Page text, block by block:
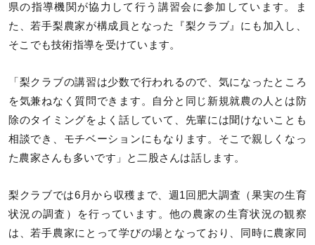
県の指導機関が協力して行う講習会に参加しています。ま
た、若手梨農家が構成員となった『梨クラブ』にも加入し、
そこでも技術指導を受けています。
「梨クラブの講習は少数で行われるので、気になったところ
を気兼ねなく質問できます。自分と同じ新規就農の人とは防
除のタイミングをよく話していて、先輩には聞けないことも
相談でき、モチベーションにもなります。そこで親しくなっ
た農家さんも多いです」と二股さんは話します。
梨クラブでは6月から収穫まで、週1回肥大調査（果実の生育
状況の調査）を行っています。他の農家の生育状況の観察
は、若手農家にとって学びの場となっており、同時に農家同